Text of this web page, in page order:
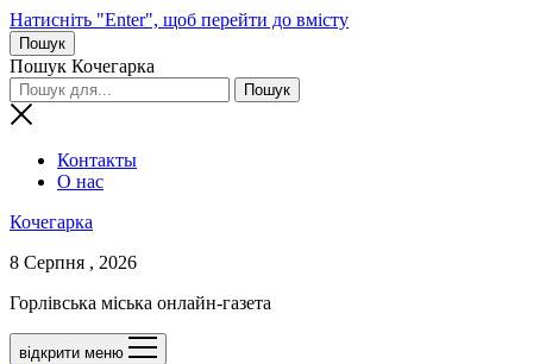
Натисніть "Enter", щоб перейти до вмісту
Пошук
Пошук Кочегарка
Контакты
О нас
Кочегарка
8 Серпня , 2026
Горлівська міська онлайн-газета
відкрити меню